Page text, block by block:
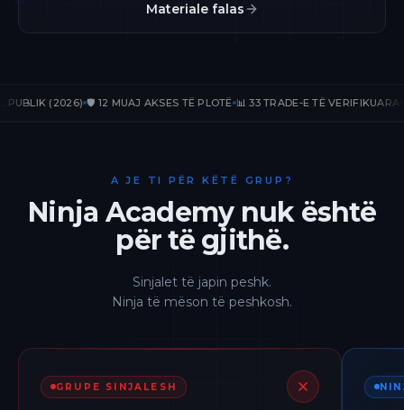
Materiale falas
(2026) 🛡️ 12 MUAJ AKSES TË PLOTË 📊 33 TRADE-E TË VERIFIKUARA 📈
A JE TI PËR KËTË GRUP?
Ninja Academy nuk është
për të gjithë.
Sinjalet të japin peshk.
Ninja të mëson të peshkosh.
GRUPE SINJALESH